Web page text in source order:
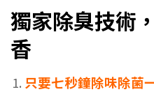
獨家除臭技術
香
只要七秒鐘除味除菌